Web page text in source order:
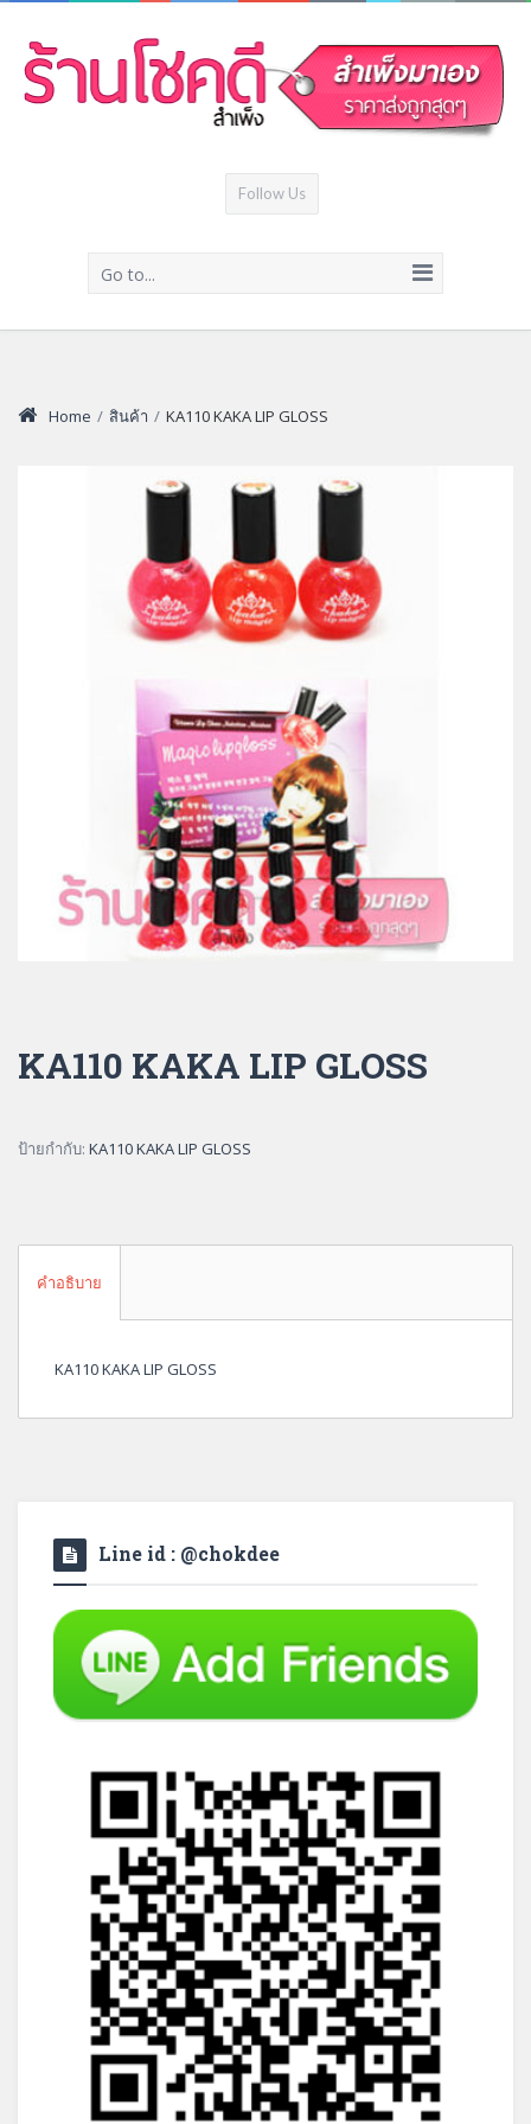
Follow Us
Go to...
Home / สินค้า / KA110 KAKA LIP GLOSS
KA110 KAKA LIP GLOSS
ป้ายกำกับ: KA110 KAKA LIP GLOSS
คำอธิบาย
KA110 KAKA LIP GLOSS
Line id : @chokdee